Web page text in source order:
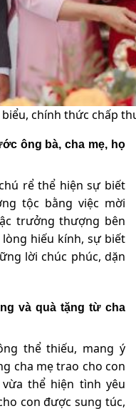
chính thức chấp
ông bà, cha mẹ, họ
rể thể hiện sự biết
tộc bằng việc mời
trưởng thượng bên
hiếu kính, sự biết
lời chúc phúc, dặn
và quà tặng từ cha
thể thiếu, mang ý
cha mẹ trao cho con
thể hiện tình yêu
con được sung túc,